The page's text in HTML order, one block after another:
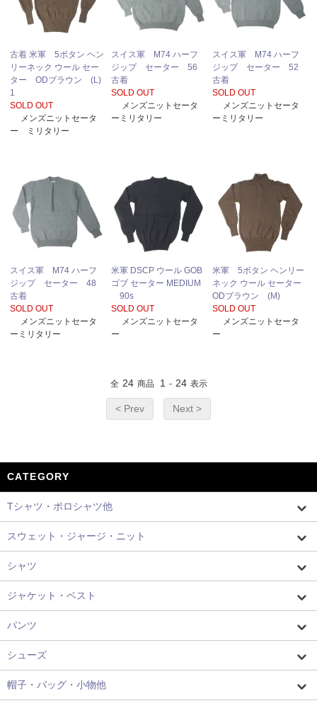
古着 米軍 5ボタン ヘン
リーネック ウール セー
ター ODブラウン (L)
1
SOLD OUT
メンズニットセータ
ー ミリタリー
スイス軍 M74 ハーフ
ジップ セーター 56
古着
SOLD OUT
メンズニットセータ
ーミリタリー
スイス軍 M74 ハーフ
ジップ セーター 52
古着
SOLD OUT
メンズニットセータ
ーミリタリー
スイス軍 M74 ハーフ
ジップ セーター 48
古着
SOLD OUT
メンズニットセータ
ーミリタリー
米軍 DSCP ウール GOB
ゴブ セーター MEDIUM
90s
SOLD OUT
メンズニットセータ
ー
米軍 5ボタン ヘンリー
ネック ウール セーター
ODブラウン (M)
SOLD OUT
メンズニットセータ
ー
全 24 商品 1 - 24 表示
< Prev Next >
CATEGORY
Tシャツ・ポロシャツ他
スウェット・ジャージ・ニット
シャツ
ジャケット・ベスト
パンツ
シューズ
帽子・バッグ・小物他